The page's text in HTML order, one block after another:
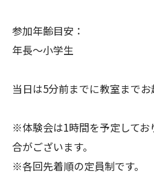
参加年齢目安：
年長～小学生
当日は5分前までに教室までお
※体験会は1時間を予定してお
合がございます。
※各回先着順の定員制です。